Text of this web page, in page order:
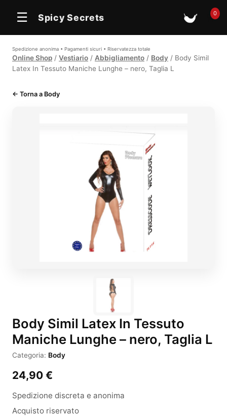
☰ Spicy Secrets 🛒0
Spedizione anonima • Pagamenti sicuri • Riservatezza totale
Online Shop / Vestiario / Abbigliamento / Body / Body Simil
Latex In Tessuto Maniche Lunghe – nero, Taglia L
← Torna a Body
Body Simil Latex In Tessuto
Maniche Lunghe – nero, Taglia L
Categoria: Body
24,90 €
Spedizione discreta e anonima
Acquisto riservato